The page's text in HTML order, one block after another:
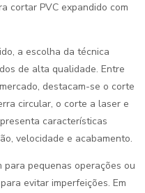
cortar PVC expandido com
a escolha da técnica
de alta qualidade. Entre
destacam-se o corte
circular, o corte a laser e
características
velocidade e acabamento.
para pequenas operações ou
evitar imperfeições. Em